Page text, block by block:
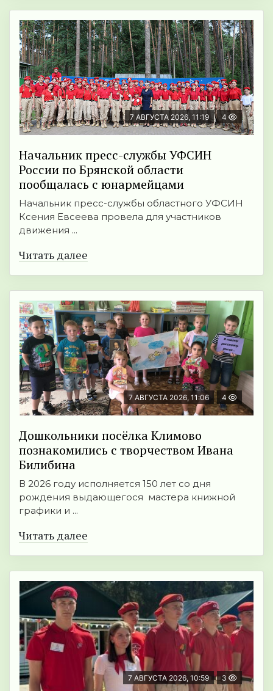
7 АВГУСТА 2026, 11:19 4
Начальник пресс-службы УФСИН
России по Брянской области
пообщалась с юнармейцами
Начальник пресс-службы областного УФСИН
Ксения Евсеева провела для участников
движения ...
Читать далее
7 АВГУСТА 2026, 11:06 4
Дошкольники посёлка Климово
познакомились с творчеством Ивана
Билибина
В 2026 году исполняется 150 лет со дня
рождения выдающегося мастера книжной
графики и ...
Читать далее
7 АВГУСТА 2026, 10:59 3